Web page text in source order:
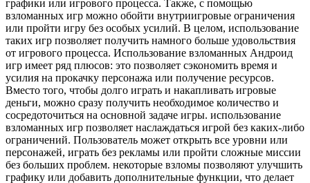
графики или игрового процесса. Также, с помощью
взломанных игр можно обойти внутриигровые ограничения
или пройти игру без особых усилий. В целом, использование
таких игр позволяет получить намного больше удовольствия
от игрового процесса. Использование взломанных Андроид
игр имеет ряд плюсов: это позволяет сэкономить время и
усилия на прокачку персонажа или получение ресурсов.
Вместо того, чтобы долго играть и накапливать игровые
деньги, можно сразу получить необходимое количество и
сосредоточиться на основной задаче игры. использование
взломанных игр позволяет наслаждаться игрой без каких-либо
ограничений. Пользователь может открыть все уровни или
персонажей, играть без рекламы или пройти сложные миссии
без больших проблем. некоторые взломы позволяют улучшить
графику или добавить дополнительные функции, что делает